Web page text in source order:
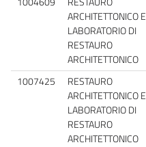
ARCHITETTONICO E
LABORATORIO DI
RESTAURO
ARCHITETTONICO
1007425
RESTAURO
ARCHITETTONICO E
LABORATORIO DI
RESTAURO
ARCHITETTONICO